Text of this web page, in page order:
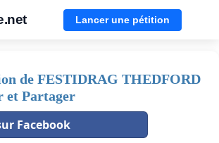
Lancer une pétition
de FESTIDRAG THEDFORD
et Partager
Facebook